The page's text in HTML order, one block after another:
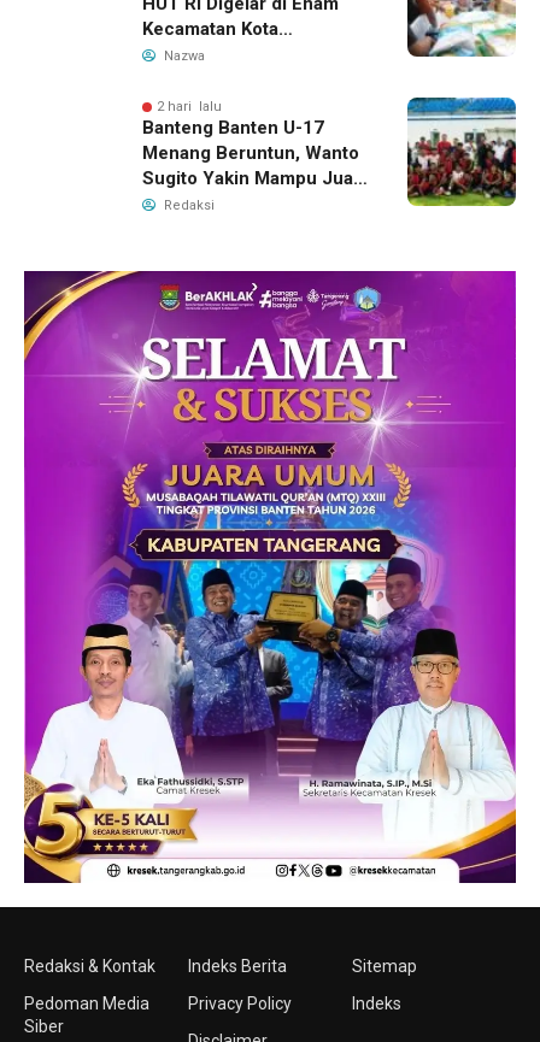
Kecamatan Kota
Tangerang, Catat
Nazwa
2 hari lalu
Banteng Banten U-17
Menang Beruntun, Wanto
Sugito Yakin Mampu Juara
Soekarno Cup 2026
Redaksi
Redaksi & Kontak
Pedoman Media
Siber
Indeks Berita
Privacy Policy
Sitemap
Indeks